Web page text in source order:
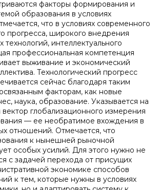
факторы формирования и
образования в условиях
что в условиях современного
прогресса, широкого внедрения
интеллектуального
профессиональная компетенция
выживание и экономический
Технологический прогресс
сейчас благодаря таким
факторам, как новые
наука, образование. Указывается на
вектор глобализационного измерения
— ее необратимое вхождения в
отношений. Отмечается, что
к нынешней рыночной
особых усилий. Для этого нужно не
с задачей перехода от присущих
экономике способов
к тем, которые нужны в условиях